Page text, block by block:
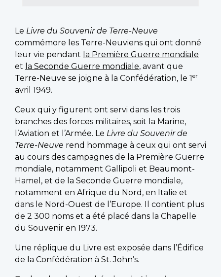
Le Livre du Souvenir de Terre-Neuve
commémore les Terre-Neuviens qui ont donné
leur vie pendant la Première Guerre mondiale
et la Seconde Guerre mondiale, avant que
Terre-Neuve se joigne à la Confédération, le 1er
avril 1949.
Ceux qui y figurent ont servi dans les trois
branches des forces militaires, soit la Marine,
l’Aviation et l’Armée. Le Livre du Souvenir de
Terre-Neuve rend hommage à ceux qui ont servi
au cours des campagnes de la Première Guerre
mondiale, notamment Gallipoli et Beaumont-
Hamel, et de la Seconde Guerre mondiale,
notamment en Afrique du Nord, en Italie et
dans le Nord-Ouest de l’Europe. Il contient plus
de 2 300 noms et a été placé dans la Chapelle
du Souvenir en 1973.
Une réplique du Livre est exposée dans l’Édifice
de la Confédération à St. John’s.